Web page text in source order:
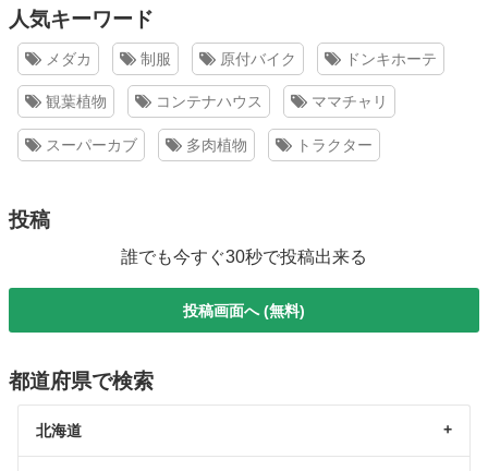
人気キーワード
メダカ 制服 原付バイク ドンキホーテ
観葉植物 コンテナハウス ママチャリ
スーパーカブ 多肉植物 トラクター
投稿
誰でも今すぐ30秒で投稿出来る
投稿画面へ (無料)
都道府県で検索
北海道